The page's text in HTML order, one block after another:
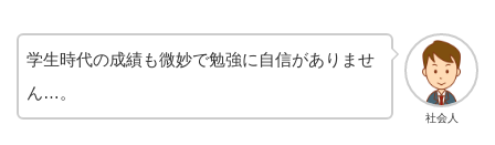
社会人
学生時代の成績も微妙で勉強に自信がありませ
ん…。